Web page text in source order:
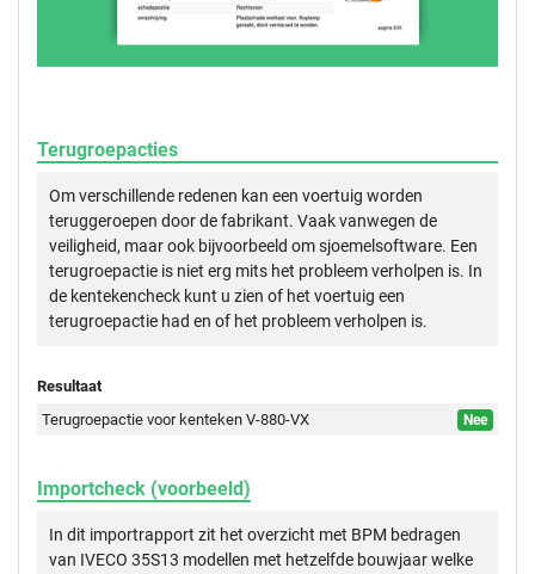
Terugroepacties
Om verschillende redenen kan een voertuig worden
teruggeroepen door de fabrikant. Vaak vanwegen de
veiligheid, maar ook bijvoorbeeld om sjoemelsoftware. Een
terugroepactie is niet erg mits het probleem verholpen is. In
de kentekencheck kunt u zien of het voertuig een
terugroepactie had en of het probleem verholpen is.
Resultaat
Terugroepactie voor kenteken V-880-VX
Nee
Importcheck (voorbeeld)
In dit importrapport zit het overzicht met BPM bedragen
van IVECO 35S13 modellen met hetzelfde bouwjaar welke